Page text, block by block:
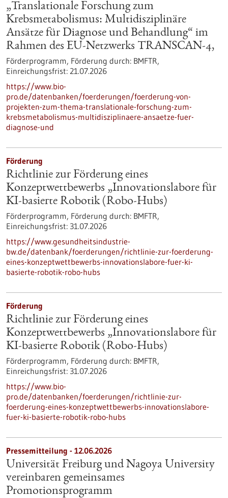
„Translationale Forschung zum
Krebsmetabolismus: Multidisziplinäre
Ansätze für Diagnose und Behandlung“ im
Rahmen des EU-Netzwerks TRANSCAN-4,
Förderprogramm, Förderung durch: BMFTR,
Einreichungsfrist: 21.07.2026
https://www.bio-
pro.de/datenbanken/foerderungen/foerderung-von-
projekten-zum-thema-translationale-forschung-zum-
krebsmetabolismus-multidisziplinaere-ansaetze-fuer-
diagnose-und
Förderung
Richtlinie zur Förderung eines
Konzeptwettbewerbs „Innovationslabore für
KI-basierte Robotik (Robo-Hubs)
Förderprogramm, Förderung durch: BMFTR,
Einreichungsfrist: 31.07.2026
https://www.gesundheitsindustrie-
bw.de/datenbank/foerderungen/richtlinie-zur-foerderung-
eines-konzeptwettbewerbs-innovationslabore-fuer-ki-
basierte-robotik-robo-hubs
Förderung
Richtlinie zur Förderung eines
Konzeptwettbewerbs „Innovationslabore für
KI-basierte Robotik (Robo-Hubs)
Förderprogramm, Förderung durch: BMFTR,
Einreichungsfrist: 31.07.2026
https://www.bio-
pro.de/datenbanken/foerderungen/richtlinie-zur-
foerderung-eines-konzeptwettbewerbs-innovationslabore-
fuer-ki-basierte-robotik-robo-hubs
Pressemitteilung - 12.06.2026
Universität Freiburg und Nagoya University
vereinbaren gemeinsames
Promotionsprogramm